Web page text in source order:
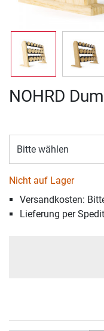
NOHRD
Bitte wählen
Nicht auf Lager
Versandkosten:
Lieferung per